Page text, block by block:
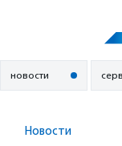
новости
Новости